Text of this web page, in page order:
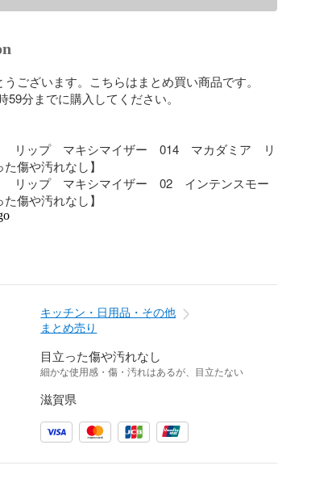
ございます。こちらはまとめ買い商品です。
59分までに購入してください。
リップ　マキシマイザー　014　マカダミア　リ
傷や汚れなし】
　リップ　マキシマイザー　02　インテンスモー
傷や汚れなし】
キッチン・日用品・その他
まとめ売り
目立った傷や汚れなし
細かな使用感・傷・汚れはあるが、目立たない
滋賀県